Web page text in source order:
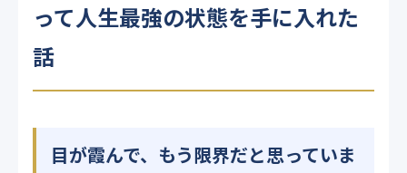
って人生最強の状態を手に入れた
話
目が霞んで、もう限界だと思っていま